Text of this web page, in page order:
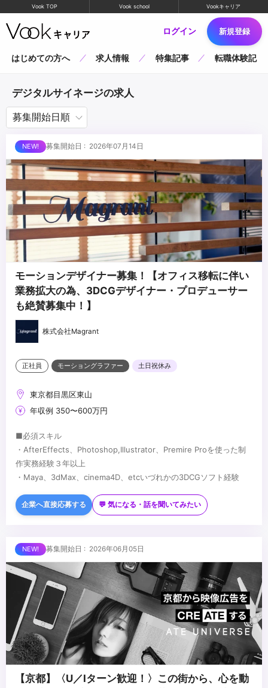
Vook TOP Vook school Vookキャリア
ログイン 新規登録
はじめての方へ 求人情報 特集記事 転職体験記
デジタルサイネージの求人
募集開始日 : 2026年07月14日
モーションデザイナー募集！【オフィス移転に伴い
業務拡大の為、3DCGデザイナー・プロデューサー
も絶賛募集中！】
株式会社Magrant
正社員 モーショングラファー 土日祝休み
東京都目黒区東山
年収例 350〜600万円
■必須スキル
・AfterEffects、Photoshop,Illustrator、Premire Proを使った制
作実務経験３年以上
・Maya、3dMax、cinema4D、etcいづれかの3DCGソフト経験
・グラフィックデザイン・撮影・ディレクションなどの経験、イラ
スト描ける方歓迎
企業へ直接応募する 💬 気になる・話を聞いてみたい
募集開始日 : 2026年06月05日
【京都】〈U／Iターン歓迎！〉この街から、心を動